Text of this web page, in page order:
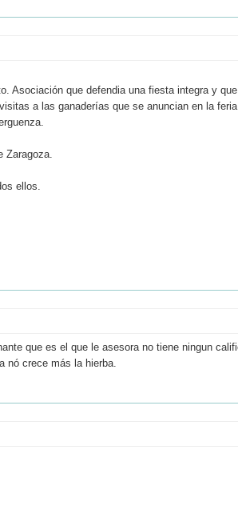
Asociación que defendia una fiesta integra y
a las ganaderías que se anuncian en la
Zaragoza.
ellos.
que es el que le asesora no tiene ningun
nó crece más la hierba.